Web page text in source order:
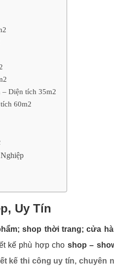
Diện tích 35m2
60m2
Uy Tín
shop thời trang; cửa
kế phù hợp cho shop –
kế thi công uy tín, chuyên